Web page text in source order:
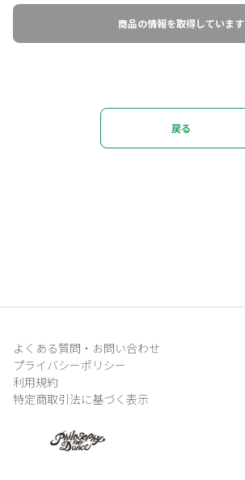
商品の情報を取得しています
戻る
よくある質問・お問い合わせ
プライバシーポリシー
利用規約
特定商取引法に基づく表示